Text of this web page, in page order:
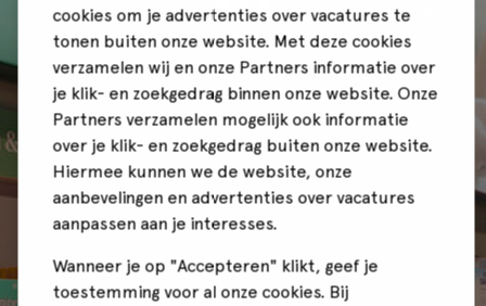
cookies om je advertenties over vacatures te
tonen buiten onze website. Met deze cookies
verzamelen wij en onze Partners informatie over
je klik- en zoekgedrag binnen onze website. Onze
Partners verzamelen mogelijk ook informatie
over je klik- en zoekgedrag buiten onze website.
Hiermee kunnen we de website, onze
aanbevelingen en advertenties over vacatures
aanpassen aan je interesses.
Wanneer je op "Accepteren" klikt, geef je
toestemming voor al onze cookies. Bij